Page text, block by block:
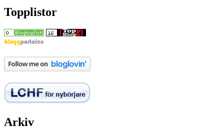
Topplistor
Arkiv